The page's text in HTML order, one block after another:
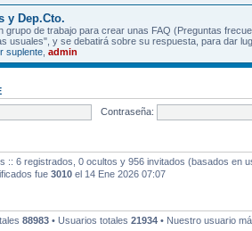
y Dep.Cto.
grupo de trabajo para crear unas FAQ (Preguntas
usuales", y se debatirá sobre su respuesta, para dar
suplente admin
Contraseña:
:: 6 registrados, 0 ocultos y 956 invitados (basados en
fue 3010 el 14 Ene 2026 07:07
88983 • Usuarios totales 21934 • Nuestro usuario